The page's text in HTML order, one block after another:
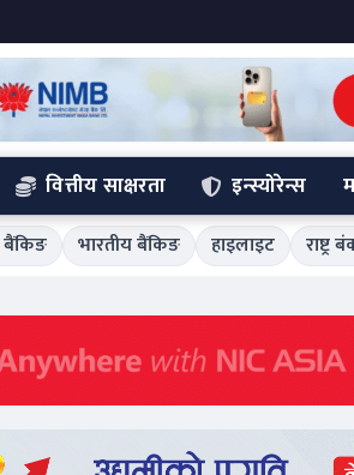
वित्तीय साक्षरता इन्स्योरेन्स
बैंकिङ भारतीय बैंकिङ हाइलाइट राष्ट्र